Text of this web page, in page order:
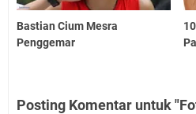
Bastian Cium Mesra
Penggemar
Posting Komentar untuk